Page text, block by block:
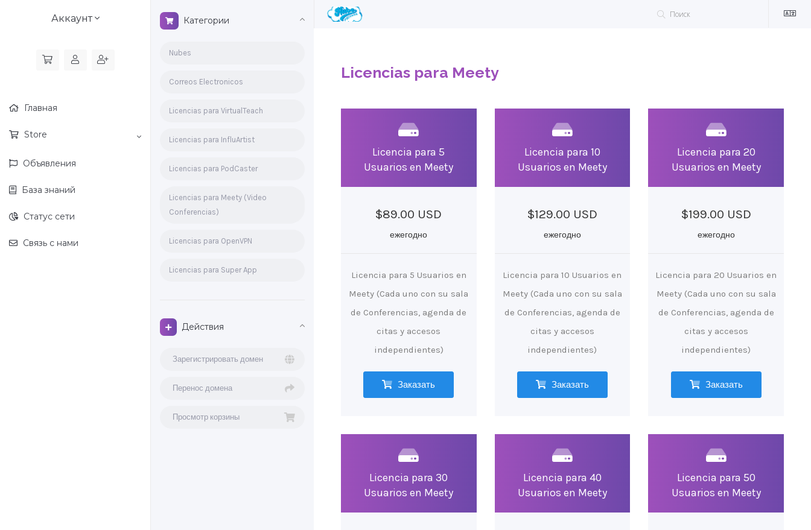
Аккаунт
Главная
Store
Объявления
База знаний
Статус сети
Связь с нами
Категории
Nubes
Correos Electronicos
Licencias para VirtualTeach
Licencias para InfluArtist
Licencias para PodCaster
Licencias para Meety (Video
Conferencias)
Licencias para OpenVPN
Licencias para Super App
Действия
Зарегистрировать домен
Перенос домена
Просмотр корзины
Licencias para Meety
Licencia para 5
Usuarios en Meety
$89.00 USD
ежегодно
Licencia para 5 Usuarios en
Meety (Cada uno con su sala
de Conferencias, agenda de
citas y accesos
independientes)
Заказать
Licencia para 10
Usuarios en Meety
$129.00 USD
ежегодно
Licencia para 10 Usuarios en
Meety (Cada uno con su sala
de Conferencias, agenda de
citas y accesos
independientes)
Заказать
Licencia para 20
Usuarios en Meety
$199.00 USD
ежегодно
Licencia para 20 Usuarios en
Meety (Cada uno con su sala
de Conferencias, agenda de
citas y accesos
independientes)
Заказать
Licencia para 30
Usuarios en Meety
Licencia para 40
Usuarios en Meety
Licencia para 50
Usuarios en Meety